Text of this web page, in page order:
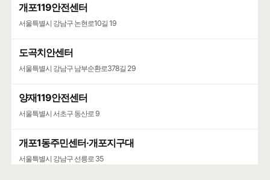
개포119안전센터
서울특별시 강남구 논현로10길 19
도곡치안센터
서울특별시 강남구 남부순환로378길 29
양재119안전센터
서울특별시 서초구 동산로 9
개포1동주민센터·개포지구대
서울특별시 강남구 선릉로 35